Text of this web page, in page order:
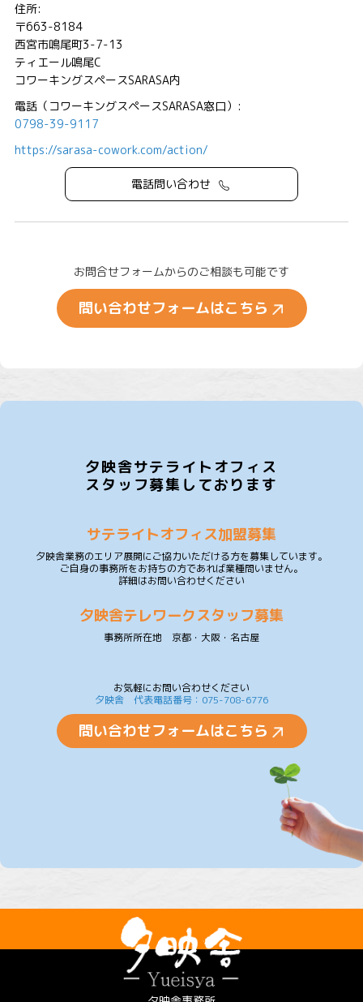
住所:
〒663-8184
西宮市鳴尾町3-7-13
ティエール鳴尾C
コワーキングスペースSARASA内
電話（コワーキングスペースSARASA窓口）:
0798-39-9117
https://sarasa-cowork.com/action/
電話問い合わせ
お問合せフォームからのご相談も可能です
問い合わせフォームはこちら
夕映舎サテライトオフィス
スタッフ募集しております
サテライトオフィス加盟募集
夕映舎業務のエリア展開にご協力いただける方を募集しています。
ご自身の事務所をお持ちの方であれば業種問いません。
詳細はお問い合わせください
夕映舎テレワークスタッフ募集
事務所所在地 京都・大阪・名古屋
お気軽にお問い合わせください
夕映舎 代表電話番号：075-708-6776
問い合わせフォームはこちら